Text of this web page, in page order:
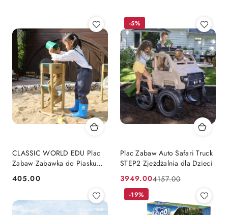
CLASSIC WORLD EDU Plac
Zabaw Zabawka do Piasku
Rynny
Cena:
405.00
Plac Zabaw Auto Safari Truck
STEP2 Zjeżdżalnia dla Dzieci
Cena
promocyjna:
3949.00
Cena
przed
promocją:
4157.00
-5%
-19%